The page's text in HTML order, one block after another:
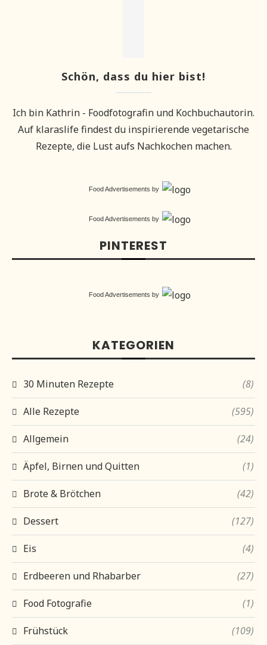
Schön, dass du hier bist!
Ich bin Kathrin - Foodfotografin und Kochbuchautorin.
Auf klaraslife findest du inspirierende vegetarische
Rezepte, die Lust aufs Nachkochen machen.
Food Advertisements by
Food Advertisements by
PINTEREST
Food Advertisements by
KATEGORIEN
30 Minuten Rezepte (8)
Alle Rezepte (595)
Allgemein (24)
Äpfel, Birnen und Quitten (1)
Brote & Brötchen (42)
Dessert (127)
Eis (4)
Erdbeeren und Rhabarber (27)
Food Fotografie (1)
Frühstück (109)